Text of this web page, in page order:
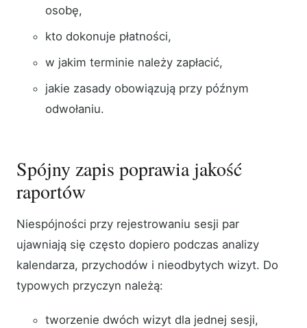
osobę,
kto dokonuje płatności,
w jakim terminie należy zapłacić,
jakie zasady obowiązują przy późnym
odwołaniu.
Spójny zapis poprawia jakość
raportów
Niespójności przy rejestrowaniu sesji par
ujawniają się często dopiero podczas analizy
kalendarza, przychodów i nieodbytych wizyt. Do
typowych przyczyn należą:
tworzenie dwóch wizyt dla jednej sesji,